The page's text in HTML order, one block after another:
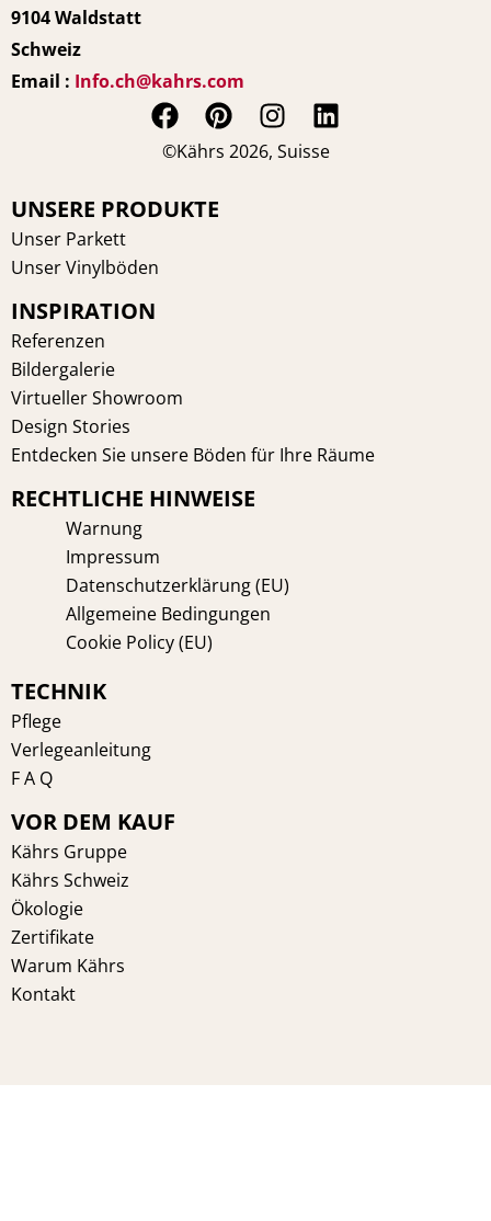
9104 Waldstatt
Schweiz
Email : Info.ch@kahrs.com
F
a
e
P
i
t
I
n
L
i
©Kährs 2026, Suisse
UNSERE PRODUKTE
Unser Parkett
Unser Vinylböden
INSPIRATION
Referenzen
Bildergalerie
Virtueller Showroom
Design Stories
Entdecken Sie unsere Böden für Ihre Räume
RECHTLICHE HINWEISE
Warnung
Impressum
Datenschutzerklärung (EU)
Allgemeine Bedingungen
Cookie Policy (EU)
TECHNIK
Pflege
Verlegeanleitung
F A Q
VOR DEM KAUF
Kährs Gruppe
Kährs Schweiz
Ökologie
Zertifikate
Warum Kährs
Kontakt